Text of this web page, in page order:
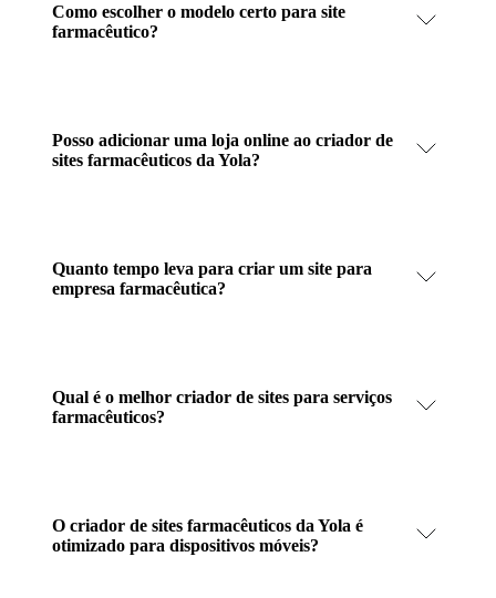
Como escolher o modelo certo para site
farmacêutico?
Posso adicionar uma loja online ao criador de
sites farmacêuticos da Yola?
Quanto tempo leva para criar um site para
empresa farmacêutica?
Qual é o melhor criador de sites para serviços
farmacêuticos?
O criador de sites farmacêuticos da Yola é
otimizado para dispositivos móveis?